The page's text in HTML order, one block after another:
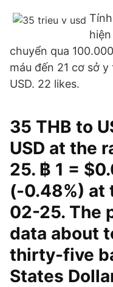
chuyển qua
máu đến 21 cơ sở
USD. 22 likes.
35 THB to
USD at the
25. ฿ 1 =
(-0.48%) at
02-25. The
data about
thirty-five
States